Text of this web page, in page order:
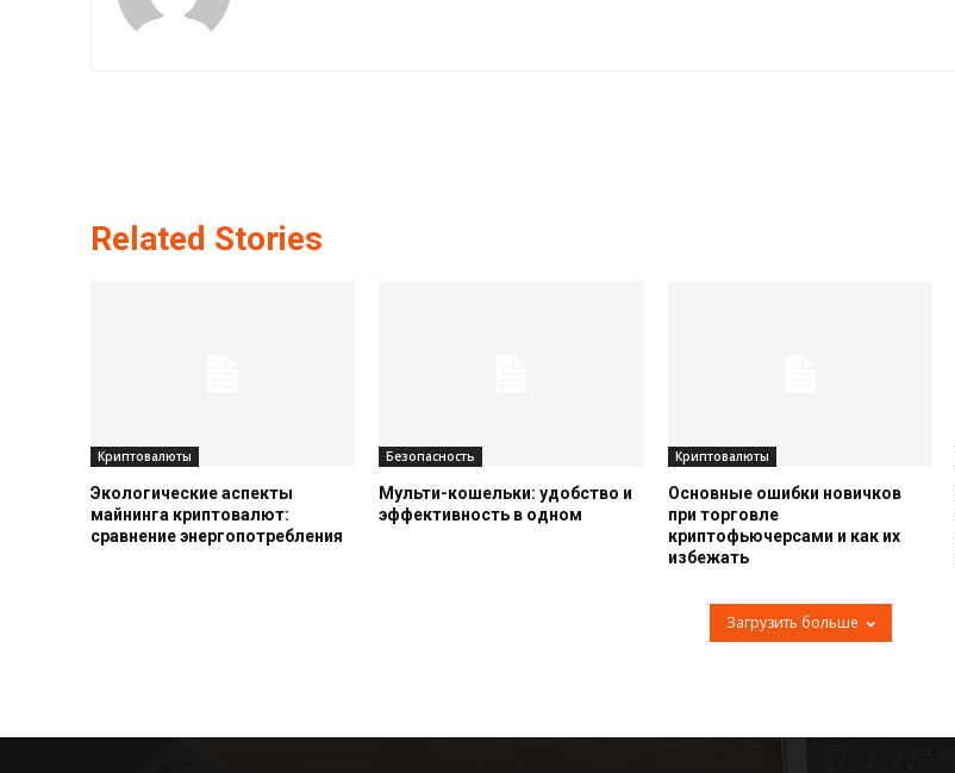
Related Stories
Криптовалюты
Экологические аспекты
майнинга криптовалют:
сравнение энергопотребления
Безопасность
Мульти-кошельки: удобство и
эффективность в одном
Криптовалюты
Основные ошибки новичков
при торговле
криптофьючерсами и как их
избежать
Загрузить больше